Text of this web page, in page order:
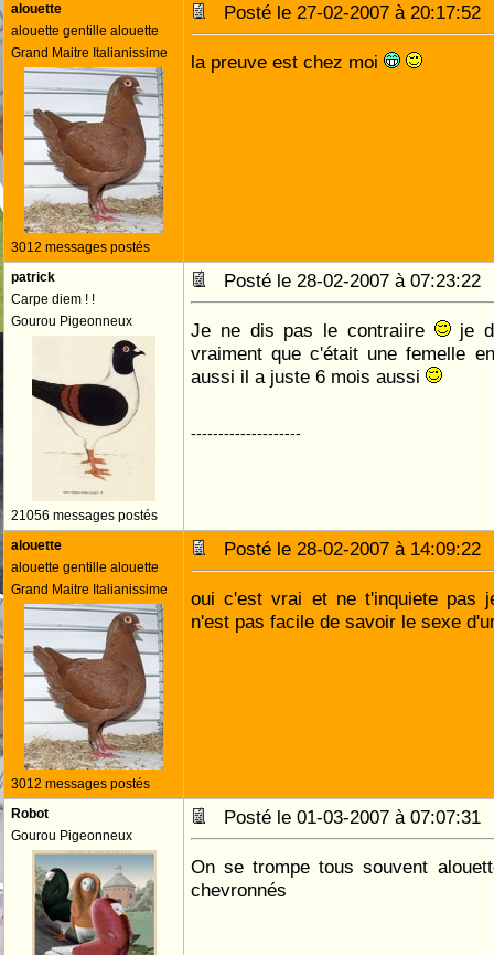
alouette
alouette gentille alouette
Grand Maitre Italianissime
3012 messages postés
Posté le 27-02-2007 à
la preuve est chez moi
patrick
Carpe diem ! !
Gourou Pigeonneux
21056 messages postés
Posté le 28-02-2007 à
Je ne dis pas le contraiire
je
vraiment que c'était une femelle
aussi il a juste 6 mois aussi
--------------------
alouette
alouette gentille alouette
Grand Maitre Italianissime
3012 messages postés
Posté le 28-02-2007 à
oui c'est vrai et ne t'inquiete pas
n'est pas facile de savoir le sexe
Robot
Gourou Pigeonneux
Posté le 01-03-2007 à
On se trompe tous souvent
chevronnés